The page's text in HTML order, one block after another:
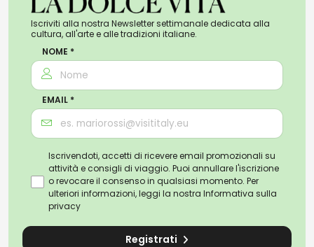
Iscriviti alla nostra Newsletter settimanale dedicata alla
cultura, all'arte e alle tradizioni italiane.
NOME *
EMAIL *
Iscrivendoti, accetti di ricevere email promozionali su
attività e consigli di viaggio. Puoi annullare l'iscrizione
o revocare il consenso in qualsiasi momento. Per
ulteriori informazioni, leggi la nostra Informativa sulla
privacy
Registrati